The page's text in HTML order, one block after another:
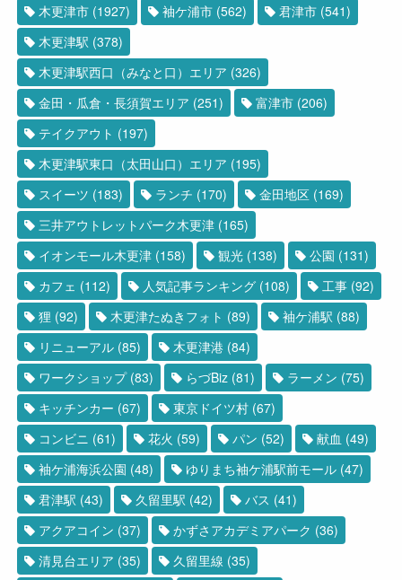
木更津市 (1927) 袖ケ浦市 (562) 君津市 (541)
木更津駅 (378)
木更津駅西口（みなと口）エリア (326)
金田・瓜倉・長須賀エリア (251) 富津市 (206)
テイクアウト (197)
木更津駅東口（太田山口）エリア (195)
スイーツ (183) ランチ (170) 金田地区 (169)
三井アウトレットパーク木更津 (165)
イオンモール木更津 (158) 観光 (138) 公園 (131)
カフェ (112) 人気記事ランキング (108) 工事 (92)
狸 (92) 木更津たぬきフォト (89) 袖ケ浦駅 (88)
リニューアル (85) 木更津港 (84)
ワークショップ(83) らづBiz (81) ラーメン (75)
キッチンカー (67) 東京ドイツ村 (67)
コンビニ (61) 花火 (59) パン (52) 献血 (49)
袖ケ浦海浜公園 (48) ゆりまち袖ケ浦駅前モール (47)
君津駅 (43) 久留里駅 (42) バス (41)
アクアコイン (37) かずさアカデミアパーク (36)
清見台エリア (35) 久留里線 (35)